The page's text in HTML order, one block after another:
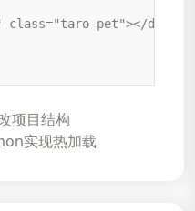
pet"></div>
项目结构
实现热加载